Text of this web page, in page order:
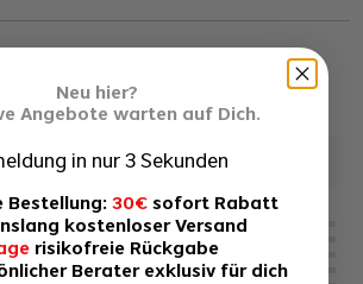
Reviews
Questions
Neu hier?
Angebote warten auf Dich.
in nur 3 Sekunden
Bestellung: 30€ sofort Rabatt
kostenloser Versand
risikofreie Rückgabe
Berater exklusiv für dich